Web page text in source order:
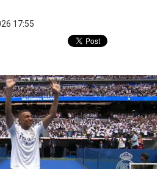
17:55